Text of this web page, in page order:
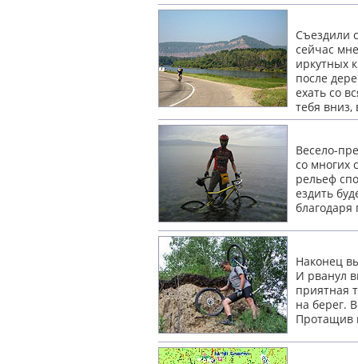
Съездили
сейчас
иркутных
после
ехать со
тебя вниз,
Весело-
со многих
рельеф
ездить
благодаря
Наконец
И рванул
приятная
на берег.
Протащив